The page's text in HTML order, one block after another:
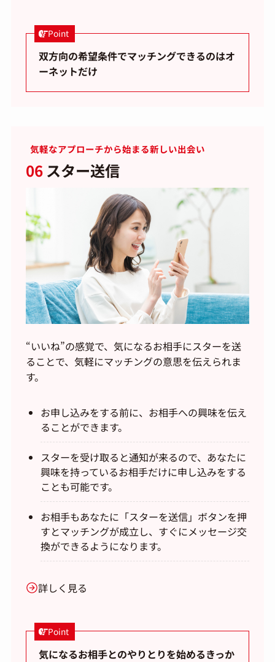
Point
双方向の希望条件でマッチングできるのはオ
ーネットだけ
気軽なアプローチから始まる新しい出会い
06 スター送信
“いいね”の感覚で、気になるお相手にスターを送
ることで、気軽にマッチングの意思を伝えられま
す。
お申し込みをする前に、お相手への興味を伝え
ることができます。
スターを受け取ると通知が来るので、あなたに
興味を持っているお相手だけに申し込みをする
ことも可能です。
お相手もあなたに「スターを送信」ボタンを押
すとマッチングが成立し、すぐにメッセージ交
換ができるようになります。
詳しく見る
Point
気になるお相手とのやりとりを始めるきっか